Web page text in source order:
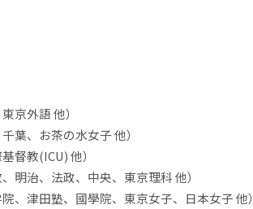
京外語 他）
葉、お茶の水女子 他）
督教(ICU) 他）
明治、法政、中央、東京理科 他）
、津田塾、國學院、東京女子、日本女子 他）